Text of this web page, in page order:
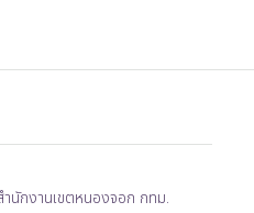
นักงานเขตหนองจอก กทม.